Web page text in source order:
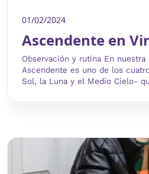
01/02/2024
Ascendente en
Observación y rutina En nuestra
Ascendente es uno de los
Sol, la Luna y el Medio Cielo-